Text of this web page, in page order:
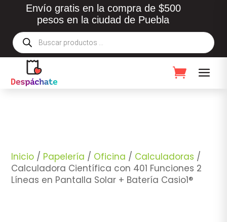
Envío gratis en la compra de $500
pesos en la ciudad de Puebla
Búsqueda
de
productos
Inicio / Papelería / Oficina / Calculadoras /
Calculadora Científica con 401 Funciones 2
Líneas en Pantalla Solar + Batería Casio1®